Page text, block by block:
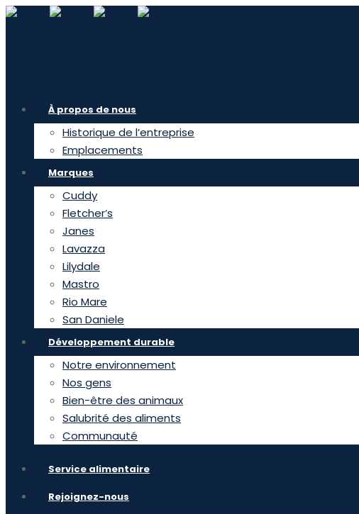
À propos de nous
Historique de l’entreprise
Emplacements
Marques
Cuddy
Fletcher’s
Janes
Lavazza
Lilydale
Mastro
Rio Mare
San Daniele
Développement durable
Notre environnement
Nos gens
Bien-être des animaux
Salubrité des aliments
Communauté
Service alimentaire
Rejoignez-nous